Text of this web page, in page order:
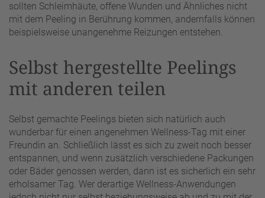
sollten Schleimhäute, offene Wunden und Ähnliches nicht
mit dem Peeling in Berührung kommen, andernfalls können
beispielsweise unangenehme Reizungen entstehen.
Selbst hergestellte Peelings
mit anderen teilen
Selbst gemachte Peelings bieten sich natürlich auch
wunderbar für einen angenehmen Wellness-Tag mit einer
Freundin an. Schließlich lässt es sich zu zweit noch besser
entspannen, und wenn zusätzlich verschiedene Packungen
oder Bäder genossen werden, dann ist es sicherlich ein sehr
erholsamer Tag. Wer derartige Wellness-Anwendungen